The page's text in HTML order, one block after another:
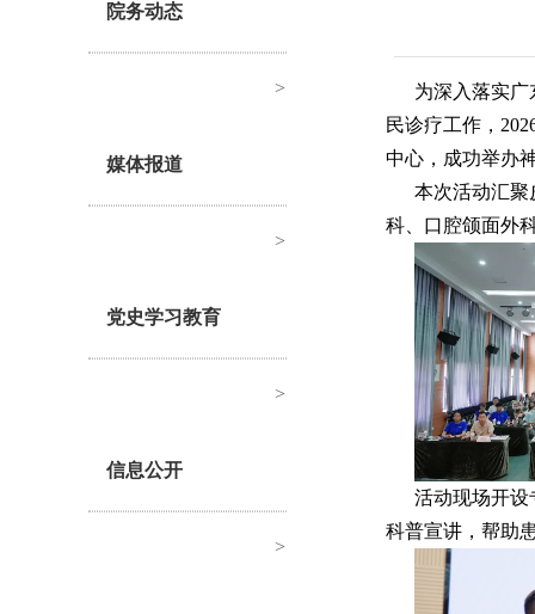
院务动态
>
媒体报道
>
党史学习教育
>
信息公开
>
为深入落实
民诊疗工作，
中心，成功举办
本次活动汇
科、口腔颌面外
活动现场开
科普宣讲，帮助